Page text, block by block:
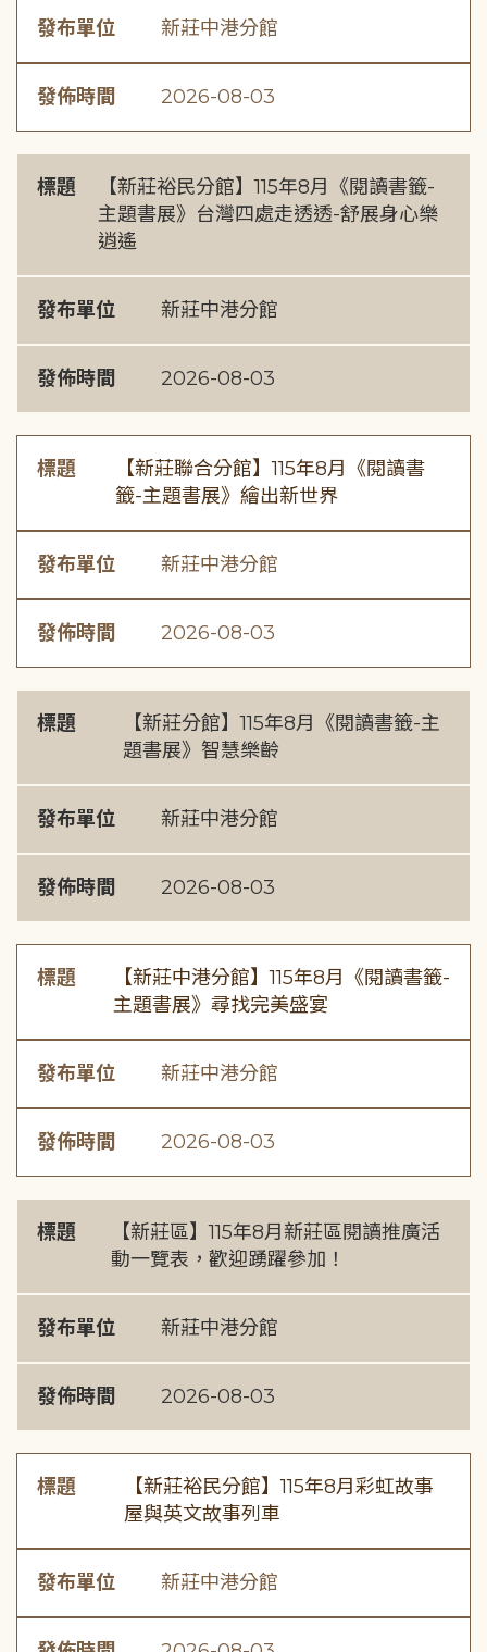
發布單位 新莊中港分館
發佈時間 2026-08-03
標題
【新莊裕民分館】115年8月《閱讀書籤-
主題書展》台灣四處走透透-舒展身心樂
逍遙
發布單位 新莊中港分館
發佈時間 2026-08-03
標題
【新莊聯合分館】115年8月《閱讀書
籤-主題書展》繪出新世界
發布單位 新莊中港分館
發佈時間 2026-08-03
標題
【新莊分館】115年8月《閱讀書籤-主
題書展》智慧樂齡
發布單位 新莊中港分館
發佈時間 2026-08-03
標題
【新莊中港分館】115年8月《閱讀書籤-
主題書展》尋找完美盛宴
發布單位 新莊中港分館
發佈時間 2026-08-03
標題
【新莊區】115年8月新莊區閱讀推廣活
動一覽表，歡迎踴躍參加！
發布單位 新莊中港分館
發佈時間 2026-08-03
標題
【新莊裕民分館】115年8月彩虹故事
屋與英文故事列車
發布單位 新莊中港分館